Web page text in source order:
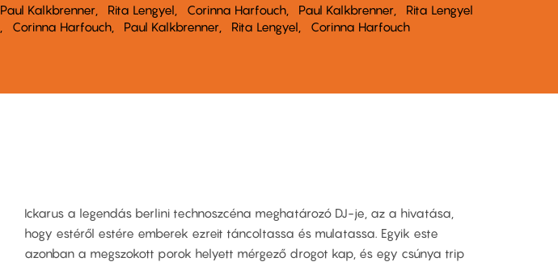
Paul Kalkbrenner Rita Lengyel Corinna Harfouch Paul Kalkbrenner
Rita Lengyel
Corinna Harfouch
Paul Kalkbrenner Rita Lengyel Corinna Harfouch
Ickarus a legendás berlini technoszcéna meghatározó DJ-je, az a hivatása,
hogy estéről estére emberek ezreit táncoltassa és mulatassa. Egyik este
azonban a megszokott porok helyett mérgező drogot kap, és egy csúnya trip